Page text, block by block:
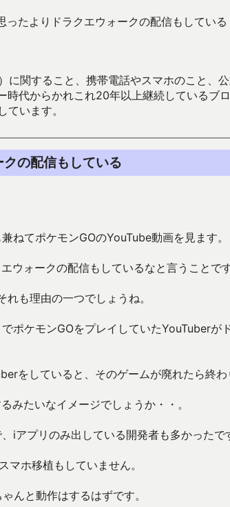
ったよりドラクエウォークの配信もしている
関すること、携帯電話やスマホのこと
時代からかれこれ20年以上継続している
います。
の配信もしている
ねてポケモンGOのYouTube動画を見ます。
ウォークの配信もしているなと言うことです
も理由の一つでしょうね。
ポケモンGOをプレイしていたYouTuberが
をしていると、そのゲームが廃れたら終わ
みたいなイメージでしょうか・・。
iアプリのみ出している開発者も多かったで
ホ移植もしていません。
んと動作はするはずです。